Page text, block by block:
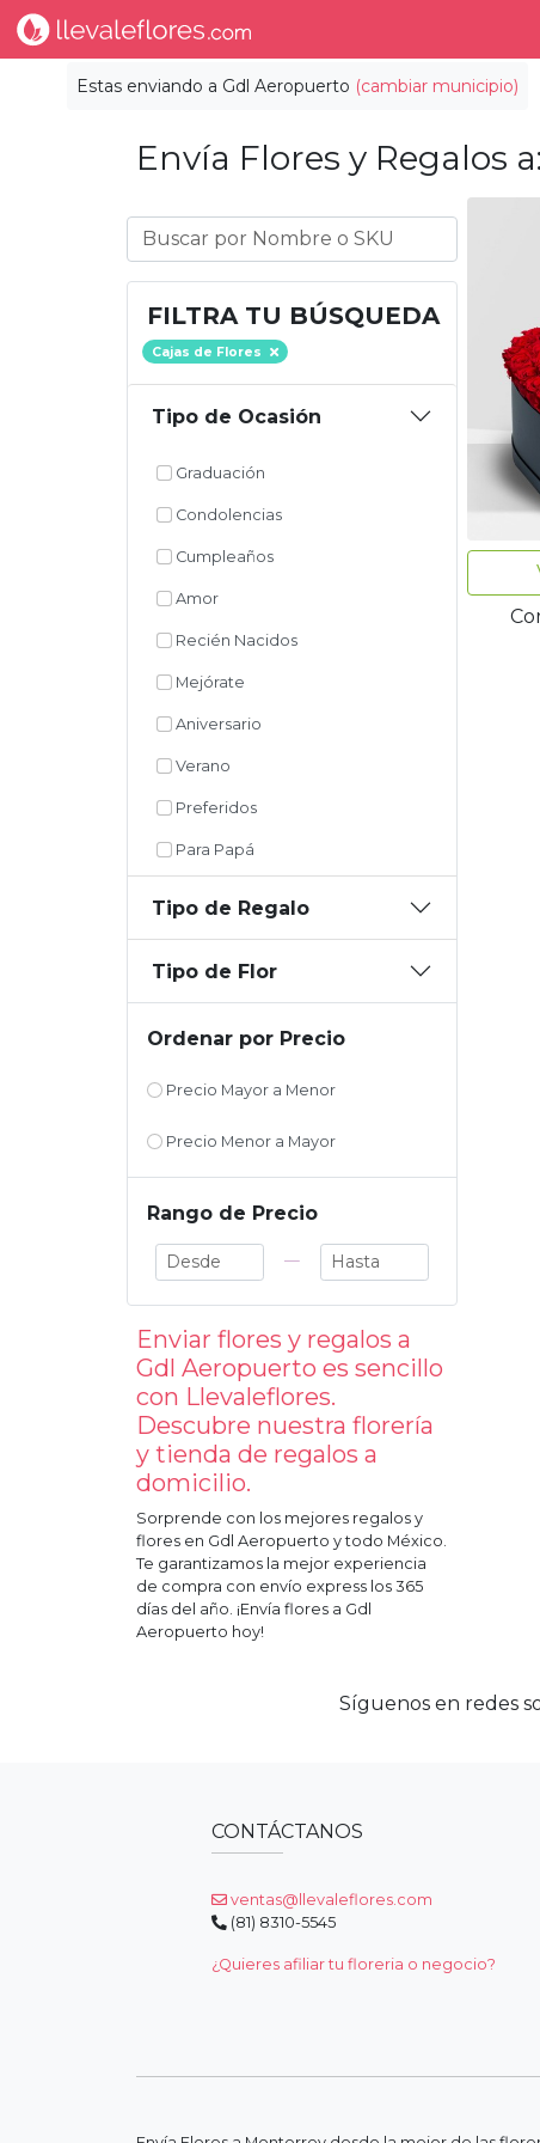
Estas enviando a Gdl Aeropuerto (cambiar municipio)
Envía Flores y Regalos a:
FILTRA TU BÚSQUEDA
Cajas de Flores
Tipo de Ocasión
Graduación
Condolencias
Cumpleaños
Amor
Recién Nacidos
Mejórate
Aniversario
Verano
Preferidos
Para Papá
Tipo de Regalo
Tipo de Flor
Ordenar por Precio
Precio Mayor a Menor
Precio Menor a Mayor
Rango de Precio
—
Enviar flores y regalos a
Gdl Aeropuerto es sencillo
con Llevaleflores.
Descubre nuestra florería
y tienda de regalos a
domicilio.
Sorprende con los mejores regalos y
flores en Gdl Aeropuerto y todo México.
Te garantizamos la mejor experiencia
de compra con envío express los 365
días del año. ¡Envía flores a Gdl
Aeropuerto hoy!
Síguenos en redes
CONTÁCTANOS
ventas@llevaleflores.com
(81) 8310-5545
¿Quieres afiliar tu floreria o negocio?